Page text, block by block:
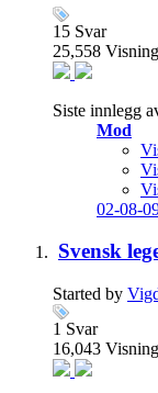
15 Svar
25,558
Siste innlegg
Mod
02-08-
Svensk
Started by
1 Svar
16,043